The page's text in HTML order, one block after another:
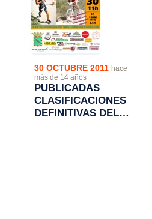
30 OCTUBRE 2011 hace
más de 14 años
PUBLICADAS
CLASIFICACIONES
DEFINITIVAS DEL I